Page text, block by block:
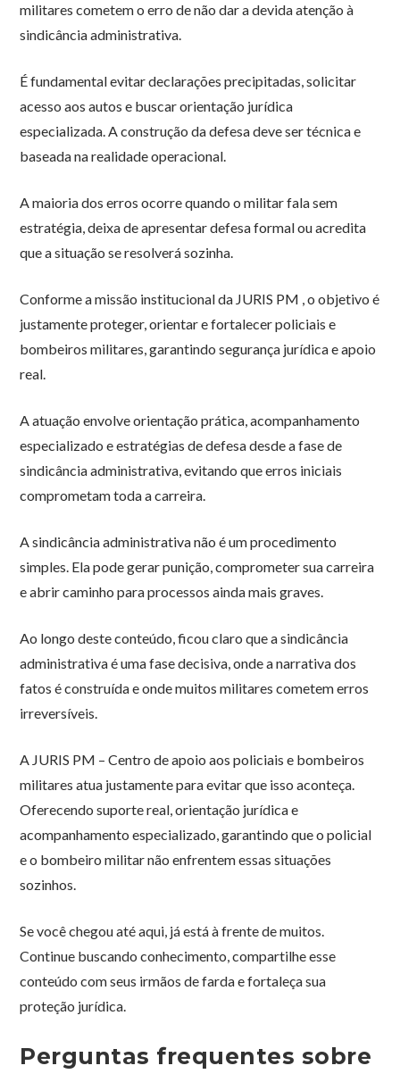
militares cometem o erro de não dar a devida atenção à
sindicância administrativa.
É fundamental evitar declarações precipitadas, solicitar
acesso aos autos e buscar orientação jurídica
especializada. A construção da defesa deve ser técnica e
baseada na realidade operacional.
A maioria dos erros ocorre quando o militar fala sem
estratégia, deixa de apresentar defesa formal ou acredita
que a situação se resolverá sozinha.
Conforme a missão institucional da JURIS PM , o objetivo é
justamente proteger, orientar e fortalecer policiais e
bombeiros militares, garantindo segurança jurídica e apoio
real.
A atuação envolve orientação prática, acompanhamento
especializado e estratégias de defesa desde a fase de
sindicância administrativa, evitando que erros iniciais
comprometam toda a carreira.
A sindicância administrativa não é um procedimento
simples. Ela pode gerar punição, comprometer sua carreira
e abrir caminho para processos ainda mais graves.
Ao longo deste conteúdo, ficou claro que a sindicância
administrativa é uma fase decisiva, onde a narrativa dos
fatos é construída e onde muitos militares cometem erros
irreversíveis.
A JURIS PM – Centro de apoio aos policiais e bombeiros
militares atua justamente para evitar que isso aconteça.
Oferecendo suporte real, orientação jurídica e
acompanhamento especializado, garantindo que o policial
e o bombeiro militar não enfrentem essas situações
sozinhos.
Se você chegou até aqui, já está à frente de muitos.
Continue buscando conhecimento, compartilhe esse
conteúdo com seus irmãos de farda e fortaleça sua
proteção jurídica.
Perguntas frequentes sobre